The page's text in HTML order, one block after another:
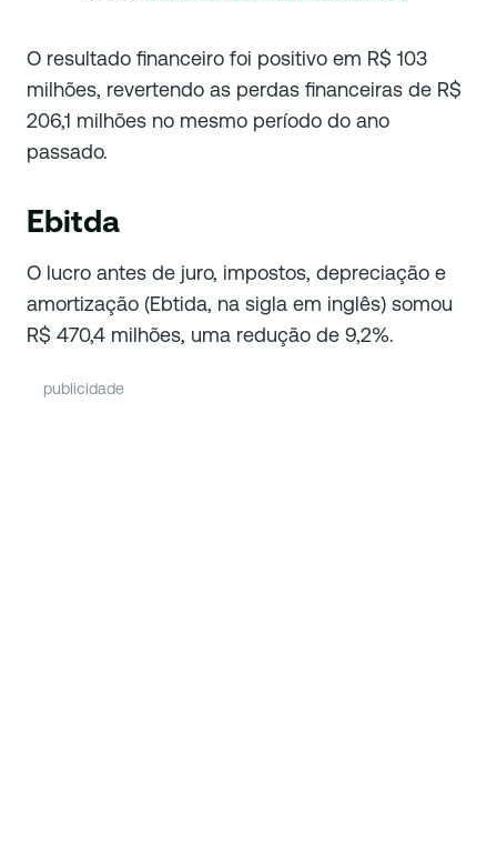
O resultado financeiro foi positivo em R$ 103
milhões, revertendo as perdas financeiras de R$
206,1 milhões no mesmo período do ano
passado.
Ebitda
O lucro antes de juro, impostos, depreciação e
amortização (Ebtida, na sigla em inglês) somou
R$ 470,4 milhões, uma redução de 9,2%.
publicidade